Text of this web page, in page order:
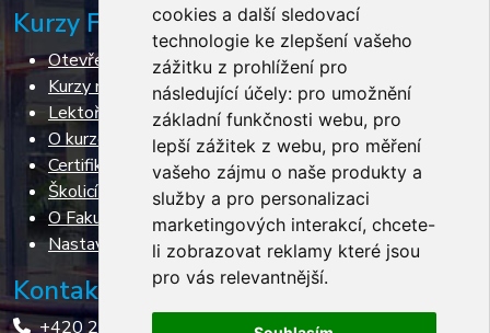
cookies a další sledovací
technologie ke zlepšení vašeho
zážitku z prohlížení pro
následující účely: pro umožnění
základní funkčnosti webu, pro
lepší zážitek z webu, pro měření
vašeho zájmu o naše produkty a
služby a pro personalizaci
marketingových interakcí, chcete-
li zobrazovat reklamy které jsou
pro vás relevantnější.
Kurzy FPH VŠE
Otevřené kurzy
Kurzy na míru
Lektoři
O kurzech
Certifikace
Školicí prostory
O Fakultě podnikohospodářské
Nastavení cookies
Kontakt
+420 224 098 211